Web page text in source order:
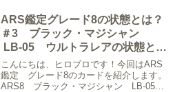
面に複数の白かけ等あり裏面左上角にわ
ずかなヨレがある裏面...
ARS鑑定グレード8の状態とは？
＃3 ブラック・マジシャン
LB-05 ウルトラレアの状態とポ
イント
こんにちは、ヒロブロです！今回はARS
鑑定 グレード8のカードを紹介します。
ARS8 ブラック・マジシャン LB-05